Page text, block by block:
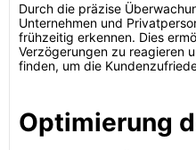
Durch die präzise
Unternehmen und
frühzeitig erkennen. Dies
Verzögerungen zu reagieren
finden, um die
Optimierung